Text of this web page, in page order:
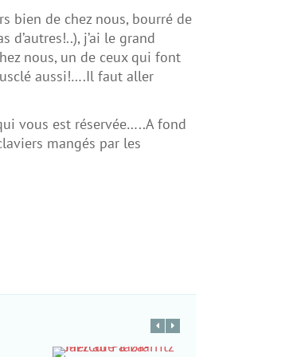
bien de chez nous, bourré de
j’ai le grand
nous, un de ceux qui font
aussi!….Il faut aller
vous est réservée…..A fond
mangés par les